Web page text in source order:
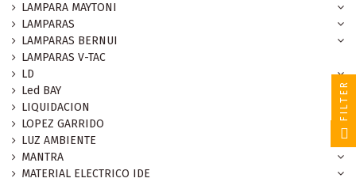
LAMPARA MAYTONI
LAMPARAS
LAMPARAS BERNUI
LAMPARAS V-TAC
LD
Led BAY
LIQUIDACION
LOPEZ GARRIDO
LUZ AMBIENTE
MANTRA
MATERIAL ELECTRICO IDE
FILTER